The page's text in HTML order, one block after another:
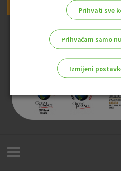
Prihvati sve
Prihvaćam samo
Izmijeni